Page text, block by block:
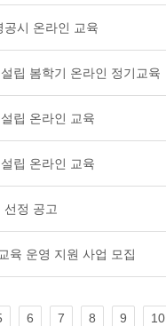
시 온라인 교육
립 봄학기 온라인 정기교육
립 온라인 교육
립 온라인 교육
정 공고
육 운영 지원 사업 모집
6 7 8 9 10